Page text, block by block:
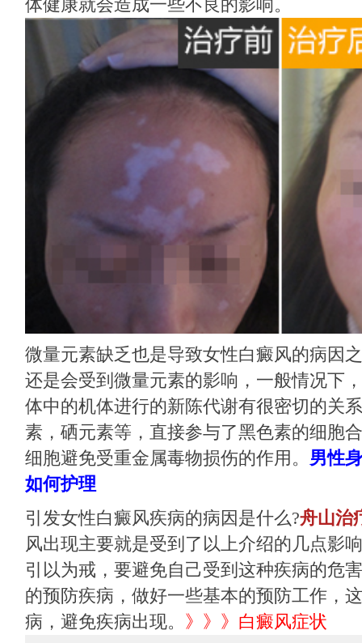
体健康就会造成一些不良的影响。
微量元素缺乏也是导致女性白癜风的病因
还是会受到微量元素的影响，一般情况下
体中的机体进行的新陈代谢有很密切的关
素，硒元素等，直接参与了黑色素的细胞
细胞避免受重金属毒物损伤的作用。 男性
如何护理
引发女性白癜风疾病的病因是什么?舟山治
风出现主要就是受到了以上介绍的几点影
引以为戒，要避免自己受到这种疾病的危
的预防疾病，做好一些基本的预防工作，
病，避免疾病出现。 》》》 白癜风症状